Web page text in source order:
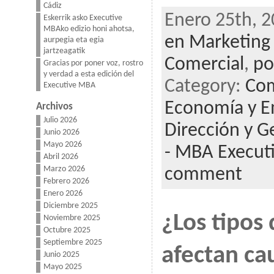
Cádiz
Eskerrik asko Executive
MBAko edizio honi ahotsa,
aurpegia eta egia
jartzeagatik
Gracias por poner voz, rostro
y verdad a esta edición del
Executive MBA
Archivos
Julio 2026
Junio 2026
Mayo 2026
Abril 2026
Marzo 2026
Febrero 2026
Enero 2026
Diciembre 2025
Noviembre 2025
Octubre 2025
Septiembre 2025
Junio 2025
Mayo 2025
Enero 25th,
en
Comercial,
Category:
Economía y
Dirección y
- MBA
comment
¿Los tipos
afectan